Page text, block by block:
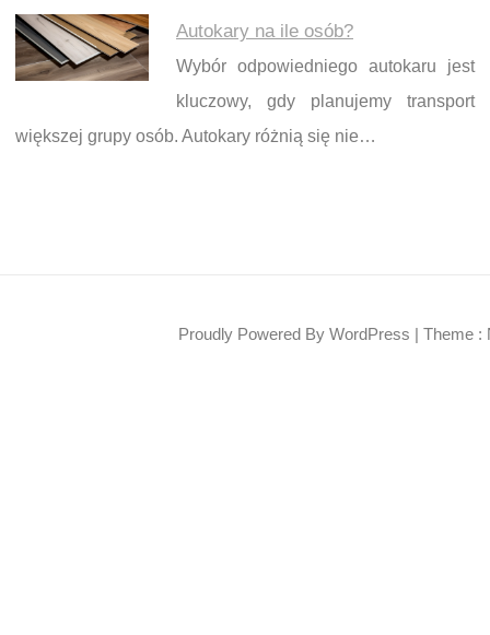
Autokary na ile osób?
Wybór odpowiedniego autokaru jest
kluczowy, gdy planujemy transport
większej grupy osób. Autokary różnią się nie…
Proudly Powered By WordPress | Theme :